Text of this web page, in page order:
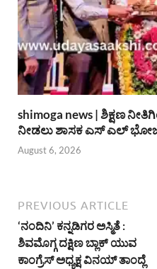
shimoga news | ಶಿಕ್ಷಣ
ನೀಡಲು ಶಾಸಕ ಎಸ್ ಎಲ್
August 6, 2026
PREVIOUS ARTICLE
‘ನಂದಿನಿ’ ಕನ್ನಡಿಗರ ಅಸ್ಮಿತೆ :
ಶಿವಮೊಗ್ಗ ದಕ್ಷಿಣ ಬ್ಲಾಕ್ ಯುವ
ಕಾಂಗ್ರೆಸ್ ಅಧ್ಯಕ್ಷ ವಿನಯ್ ತಾಂದ್ಲೆ